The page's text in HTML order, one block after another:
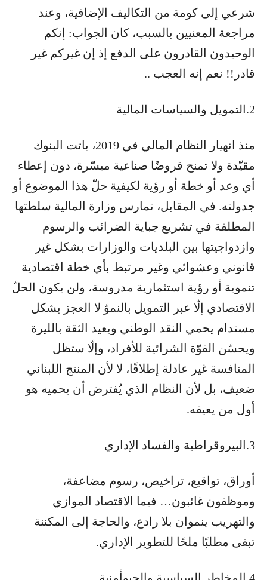
شرعي إلى كومة من التكاليف الإضافية، وعند
مراجعة المعنيين بالسبب، كان الجواب: إنكم
الوحيدون القادرون على الدفع إذ إن غيركم غير
قادر!! نعم إنه العجب ..
2.التمويل والسياسات المالية
منذ انهيار النظام المالي في 2019، باتت البنوك
مقيّدة ولا تمنح قروضًا صناعية ميسّرة، دون إعطاء
أي وعد أو خطة أو رؤية لكيفية حلّ هذا الموضوع أو
جدولته. في المقابل، تمارس وزارة المالية سلطتها
المطلقة في تشريع جباية الضرائب والرسوم
وازدواجيتها بين البلديات والوزارات بشكل غير
قانوني وعشوائي وغير مرتبط بأي خطة اقتصادية
تنموية أو رؤية استثمارية مدروسة، ولن يكون الحلّ
الاقتصادي إلّا عبر التمويل بالنموّ لا العجز بشكل
مستدام يحمي النقد الوطني ويعيد الثقة بالليرة
ويحسّن القوّة الشرائية للأفراد، وإلّا ستظل
المنافسة غير عادلة إطلاقًا، لا لأن المنتج اللبناني
ضعيف، بل لأن النظام الذي يُفترض أن يحميه هو
أول من يعيقه.
3.البيروقراطية والفساد الإداري
أوراق، تواقيع، تراخيص، رسوم مضاعفة،
وموظفون غائبون… فيما الاقتصاد الموازي
والتهريب ينموان بلا رادع، والحاجة إلى المكننة
تبقى مطلبًا ملحًا للتطوير الإداري.